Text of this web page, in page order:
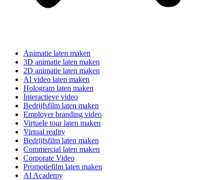
Animatie laten maken
3D animatie laten maken
2D animatie laten maken
AI video laten maken
Hologram laten maken
Interactieve video
Bedrijfsfilm laten maken
Employer branding video
Virtuele tour laten maken
Virtual reality
Bedrijfsfilm laten maken
Commercial laten maken
Corporate Video
Promotiefilm laten maken
AI Academy